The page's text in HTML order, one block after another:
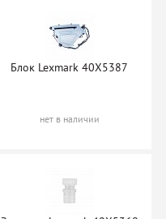
Блок Lexmark 40X5387
нет в наличии